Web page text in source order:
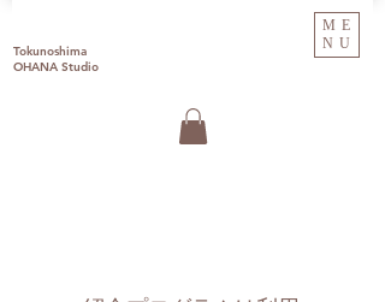
Tokunoshima
OHANA Studio
ME
NU